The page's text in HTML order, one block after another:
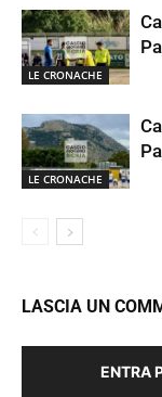
LE CRONACHE
LE CRONACHE
LASCIA UN
ENTRA